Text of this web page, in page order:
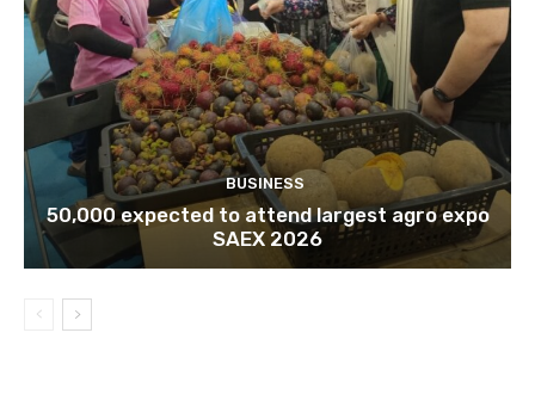
BUSINESS
50,000 expected to attend largest agro expo
SAEX 2026